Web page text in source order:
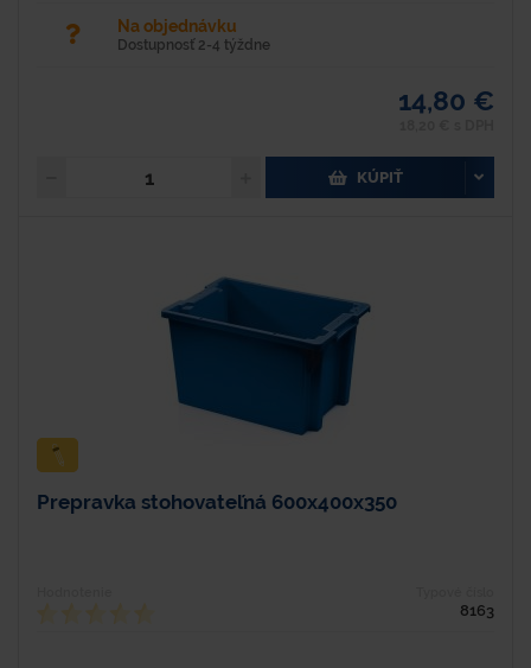
Na objednávku
Dostupnosť 2-4 týždne
14,80 €
KÚPIŤ
Prepravka stohovateľná 600x400x350
8163